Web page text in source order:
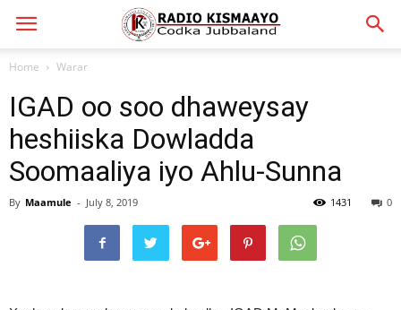
Home Warar
IGAD oo soo dhaweysay
heshiiska Dowladda
Soomaaliya iyo Ahlu-Sunna
By Maamule - July 8, 2019 0
1431